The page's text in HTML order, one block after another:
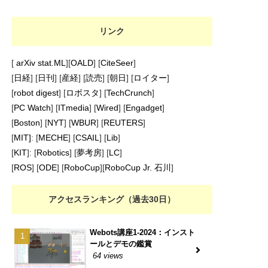
リンク
[ arXiv stat.ML ][OALD] [CiteSeer]
[日経] [日刊 ] [産経] [読売] [朝日] [ロイター]
[robot digest] [ロボスタ] [TechCrunch]
[PC Watch] [ITmedia] [Wired] [Engadget]
[Boston] [NYT] [WBUR] [REUTERS]
[MIT]: [MECHE] [CSAIL ] [Lib]
[KIT]: [Robotics] [夢考房] [LC]
[ROS] [ODE] [RoboCup][RoboCup Jr. 石川 ]
アクセスランキング（過去30日）
Webots講座1-2024：インスト
ールとデモの鑑賞
64 views